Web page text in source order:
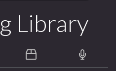
Library